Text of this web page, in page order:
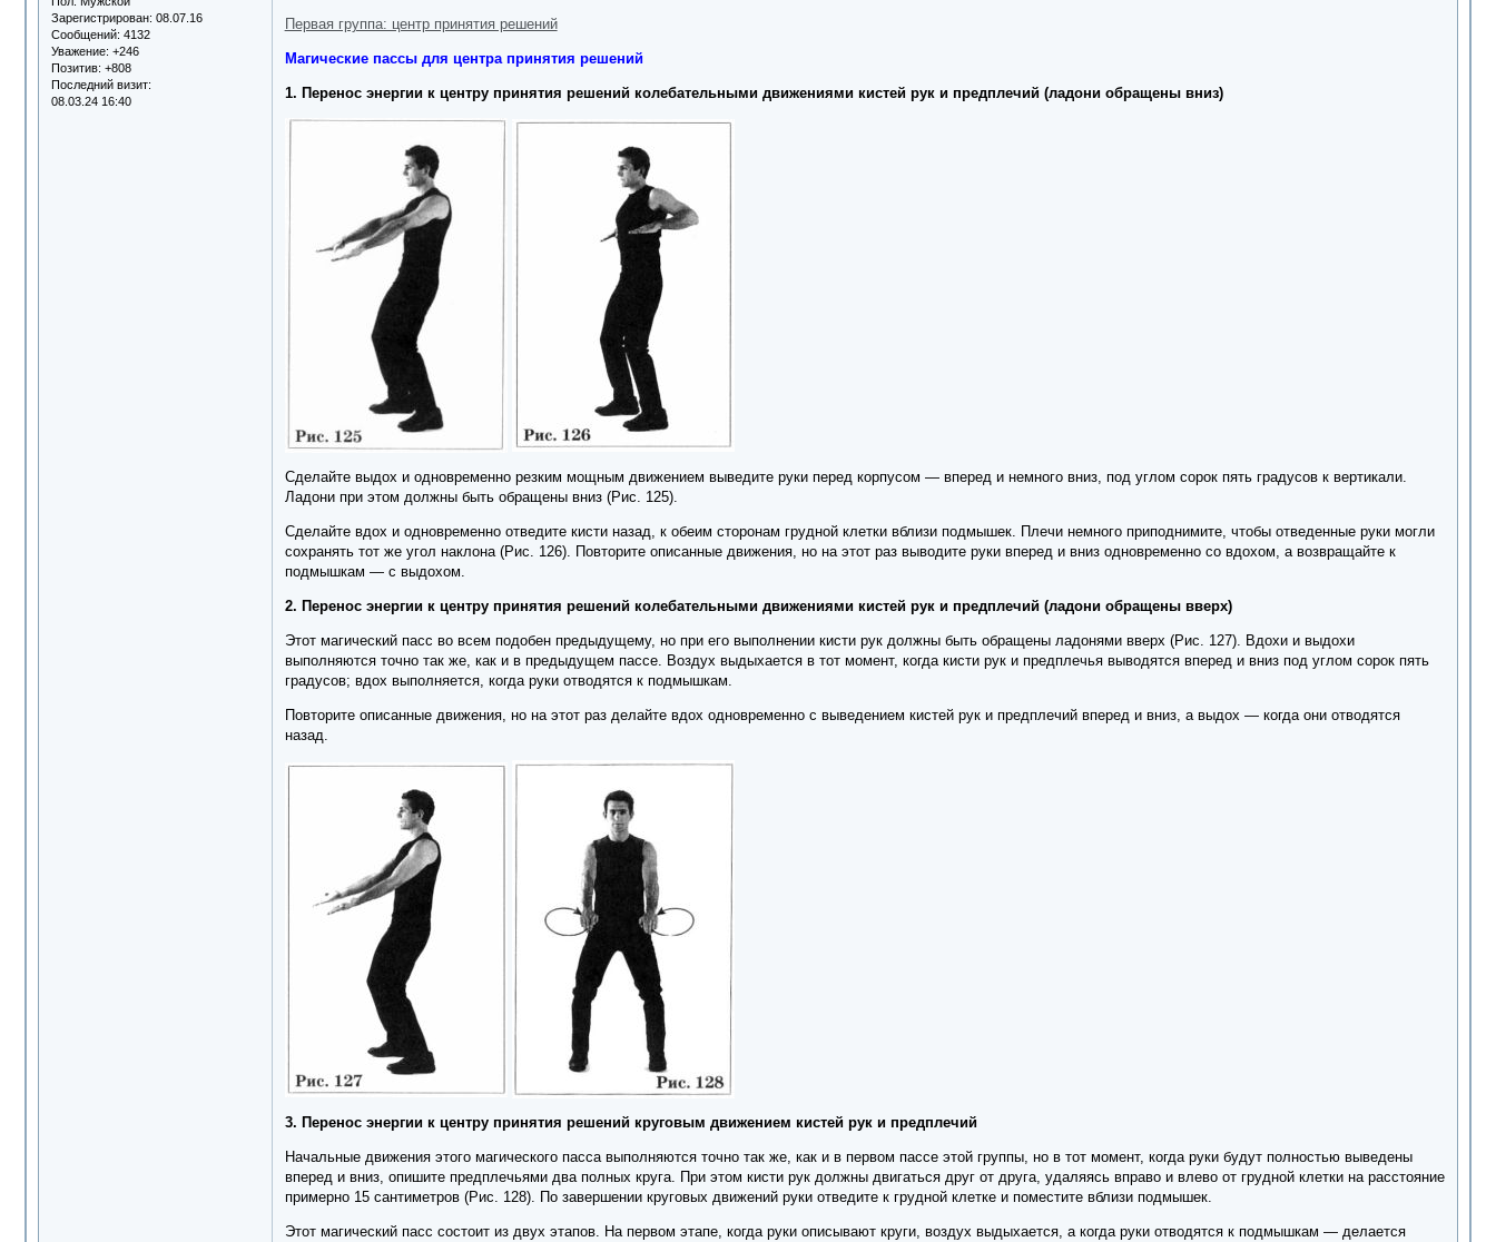
Зарегистрирован: 08.07.16
Сообщений: 4132
Уважение: +246
Позитив: +808
Последний визит:
08.03.24 16:40
Первая группа: центр принятия решений
Магические пассы для центра принятия решений
1. Перенос энергии к центру принятия решений колебательными движениями кистей рук и предплечий (ладони обращены вниз)
Сделайте выдох и одновременно резким мощным движением выведите руки перед корпусом — вперед и немного вниз, под углом сорок пять градусов к вертикали.
Ладони при этом должны быть обращены вниз (Рис. 125).
Сделайте вдох и одновременно отведите кисти назад, к обеим сторонам грудной клетки вблизи подмышек. Плечи немного приподнимите, чтобы отведенные руки могли
сохранять тот же угол наклона (Рис. 126). Повторите описанные движения, но на этот раз выводите руки вперед и вниз одновременно со вдохом, а возвращайте к
подмышкам — с выдохом.
2. Перенос энергии к центру принятия решений колебательными движениями кистей рук и предплечий (ладони обращены вверх)
Этот магический пасс во всем подобен предыдущему, но при его выполнении кисти рук должны быть обращены ладонями вверх (Рис. 127). Вдохи и выдохи
выполняются точно так же, как и в предыдущем пассе. Воздух выдыхается в тот момент, когда кисти рук и предплечья выводятся вперед и вниз под углом сорок пять
градусов; вдох выполняется, когда руки отводятся к подмышкам.
Повторите описанные движения, но на этот раз делайте вдох одновременно с выведением кистей рук и предплечий вперед и вниз, а выдох — когда они отводятся
назад.
3. Перенос энергии к центру принятия решений круговым движением кистей рук и предплечий
Начальные движения этого магического пасса выполняются точно так же, как и в первом пассе этой группы, но в тот момент, когда руки будут полностью выведены
вперед и вниз, опишите предплечьями два полных круга. При этом кисти рук должны двигаться друг от друга, удаляясь вправо и влево от грудной клетки на расстояние
примерно 15 сантиметров (Рис. 128). По завершении круговых движений руки отведите к грудной клетке и поместите вблизи подмышек.
Этот магический пасс состоит из двух этапов. На первом этапе, когда руки описывают круги, воздух выдыхается, а когда руки отводятся к подмышкам — делается